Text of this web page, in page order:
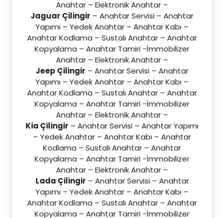
Anahtar – Elektronik Anahtar –
Jaguar Çilingir – Anahtar Servisi – Anahtar
Yapımı – Yedek Anahtar – Anahtar Kabı –
Anahtar Kodlama – Sustalı Anahtar – Anahtar
Kopyalama – Anahtar Tamiri -İmmobilizer
Anahtar – Elektronik Anahtar –
Jeep Çilingir – Anahtar Servisi – Anahtar
Yapımı – Yedek Anahtar – Anahtar Kabı –
Anahtar Kodlama – Sustalı Anahtar – Anahtar
Kopyalama – Anahtar Tamiri -İmmobilizer
Anahtar – Elektronik Anahtar –
Kia Çilingir – Anahtar Servisi – Anahtar Yapımı
– Yedek Anahtar – Anahtar Kabı – Anahtar
Kodlama – Sustalı Anahtar – Anahtar
Kopyalama – Anahtar Tamiri -İmmobilizer
Anahtar – Elektronik Anahtar –
Lada Çilingir – Anahtar Servisi – Anahtar
Yapımı – Yedek Anahtar – Anahtar Kabı –
Anahtar Kodlama – Sustalı Anahtar – Anahtar
Kopyalama – Anahtar Tamiri -İmmobilizer